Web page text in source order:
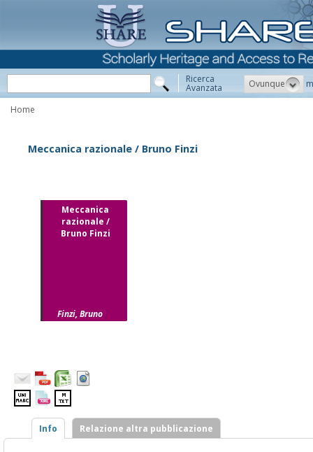
Ricerca
Avanzata Ovunque
Home
Meccanica razionale / Bruno Finzi
Meccanica
razionale /
Bruno Finzi
Finzi, Bruno
Info Relazione altra pubblicazione